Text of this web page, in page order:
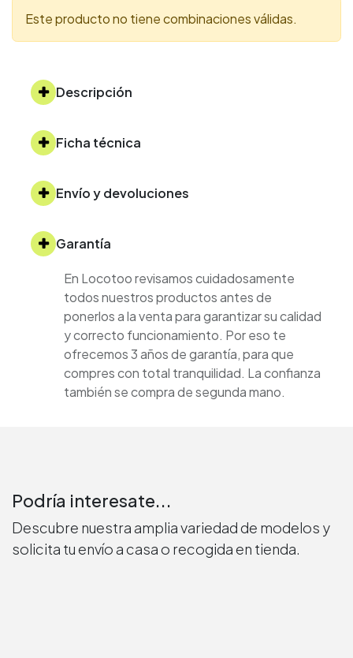
Este producto no tiene combinaciones válidas.
Descripción
Ficha técnica
Envío y devoluciones
Garantía
En Locotoo revisamos cuidadosamente
todos nuestros productos antes de
ponerlos a la venta para garantizar su calidad
y correcto funcionamiento. Por eso te
ofrecemos 3 años de garantía, para que
compres con total tranquilidad. La confianza
también se compra de segunda mano.
Podría interesate...
Descubre nuestra amplia variedad de modelos y
solicita tu envío a casa o recogida en tienda.